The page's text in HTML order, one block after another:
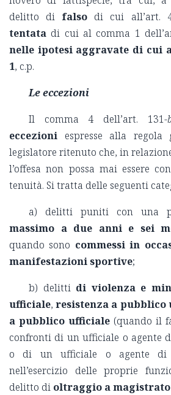
delitto di falso di cui all’art.
tentata di cui al comma 1
nelle ipotesi aggravate di cui
1, c.p.
Le eccezioni
Il comma 4 dell’art. 131-
eccezioni espresse alla regola
legislatore ritenuto che, in
l’offesa non possa mai essere
tenuità. Si tratta delle seguenti
a) delitti puniti con una
massimo a due anni e sei
quando sono commessi in
manifestazioni sportive;
b) delitti di violenza e
ufficiale,resistenza a
a pubblico ufficiale (quando il
confronti di un ufficiale o agente
o di un ufficiale o agente di
nell’esercizio delle proprie
delitto di oltraggio a